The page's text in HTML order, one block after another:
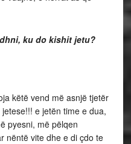
ku do kishit jetu?
këtë vend më asnjë tjetër
e jetën time e dua,
pyesni, më pëlqen
nëntë vite dhe e di çdo te